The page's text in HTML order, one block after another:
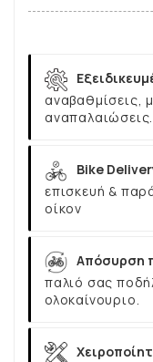
αναβαθμίσεις,
αναπαλαιώσεις.
Bike
επισκευή &
οίκον
Απόσυρση
παλιό σας
ολοκαίνουριο.